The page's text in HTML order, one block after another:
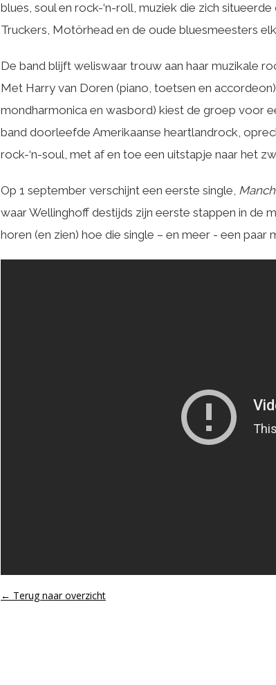
blues, soul en rock-‘n-roll, muziek die zich
Truckers, Motörhead en de oude bluesmeesters
De band blijft weliswaar trouw aan haar muzikale
Met Harry van Doren (piano, toetsen en
mondharmonica en wasbord) kiest de groep voor
band doorleefde Amerikaanse heartlandrock,
rock-‘n-soul, met af en toe een uitstapje naar het
Op 1 september verschijnt een eerste single,
waar Wellinghoff destijds zijn eerste stappen in de
horen (en zien) hoe die single – en meer - een paar
← Terug naar overzicht